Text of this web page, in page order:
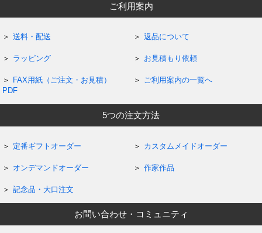
ご利用案内
送料・配送 返品について
ラッピング お見積もり依頼
FAX用紙（ご注文・お見積）
PDF
ご利用案内の一覧へ
5つの注文方法
定番ギフトオーダー カスタムメイドオーダー
オンデマンドオーダー 作家作品
記念品・大口注文
お問い合わせ・コミュニティ